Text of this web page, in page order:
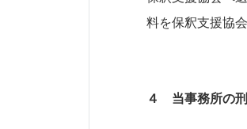
料を保釈支援協
４ 当事務所の